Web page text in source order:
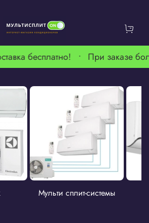
бесплатно! • При заказе
Мульти сплит-системы